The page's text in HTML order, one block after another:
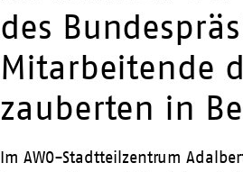
des
Mitarbeitende
zauberten in
Im AWO-Stadtteilzentrum